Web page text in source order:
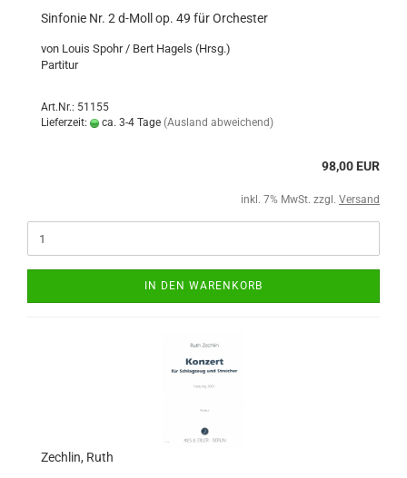
Sinfonie Nr. 2 d-Moll op. 49 für Orchester
von Louis Spohr / Bert Hagels (Hrsg.)
Partitur
Art.Nr.: 51155
Lieferzeit:
ca. 3-4 Tage (Ausland abweichend)
98,00 EUR
inkl. 7% MwSt. zzgl. Versand
IN DEN WARENKORB
Zechlin, Ruth